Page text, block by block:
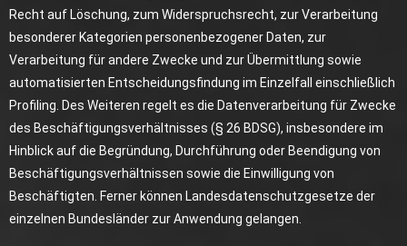
Recht auf Löschung, zum Widerspruchsrecht, zur Verarbeitung
besonderer Kategorien personenbezogener Daten, zur
Verarbeitung für andere Zwecke und zur Übermittlung sowie
automatisierten Entscheidungsfindung im Einzelfall einschließlich
Profiling. Des Weiteren regelt es die Datenverarbeitung für Zwecke
des Beschäftigungsverhältnisses (§ 26 BDSG), insbesondere im
Hinblick auf die Begründung, Durchführung oder Beendigung von
Beschäftigungsverhältnissen sowie die Einwilligung von
Beschäftigten. Ferner können Landesdatenschutzgesetze der
einzelnen Bundesländer zur Anwendung gelangen.